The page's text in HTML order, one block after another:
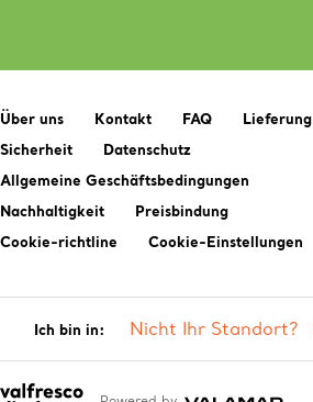
Über uns Kontakt FAQ
Lieferung
Sicherheit
Datenschutz
Allgemeine Geschäftsbedingungen
Nachhaltigkeit
Preisbindung
Cookie-richtline
Cookie-Einstellungen
Ich bin in: Nicht Ihr Standort?